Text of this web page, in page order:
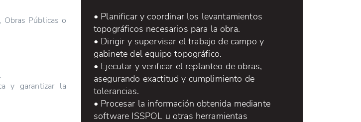
Obras Públicas o
y garantizar la
• Planificar y coordinar los levantamientos
topográficos necesarios para la obra.
• Dirigir y supervisar el trabajo de campo y
gabinete del equipo topográfico.
• Ejecutar y verificar el replanteo de obras,
asegurando exactitud y cumplimiento de
tolerancias.
• Procesar la información obtenida mediante
software ISSPOL u otras herramientas